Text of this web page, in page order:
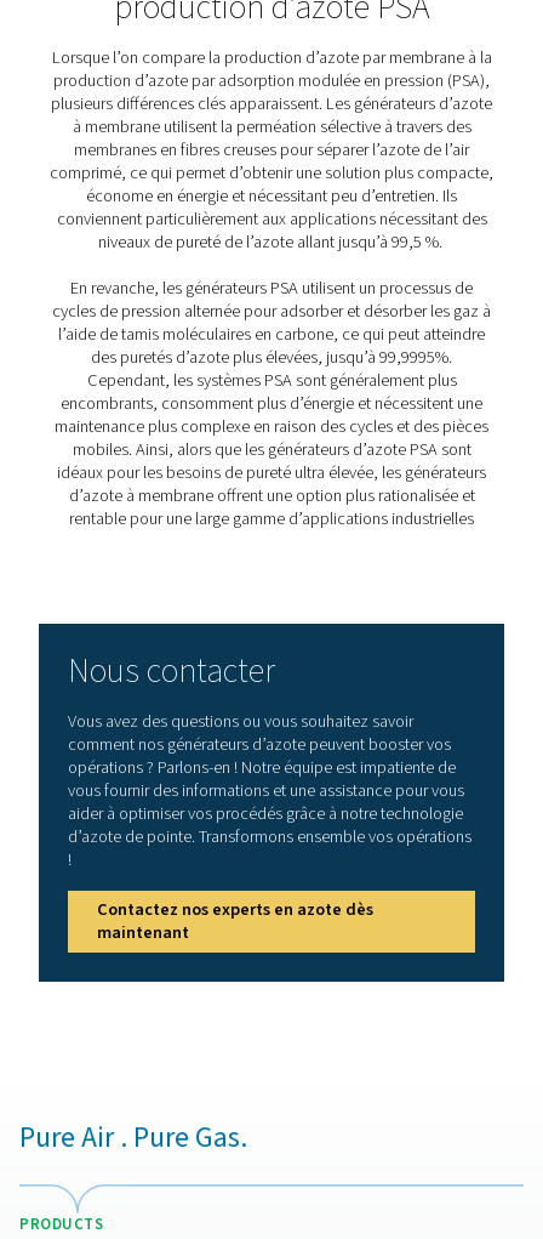
3. Les générateurs d’azote à
Les générateurs d'azote à membrane sont compacts,
nécessitent peu d'espace et sont évolutifs pour
demandes croissantes d'azote
5. Faible maintenance
La réduction du nombre de pièces mobiles et la
la construction permettent de minimiser les besoins de
maintenance et les temps d'arrêt.
6. Faible niveau sonore
Les générateurs d’azote àmembrane fonctionnent
silencieusement, créant un environnement de travail
confortable et moins perturbant, ce qui est
bénéfique dans les environnements sensibles au bruit
Explication de la
sélective
Comme mentionné, les générateurs d’azote à
utilisent des membranes en fibres creuses, fabriquées
polymères spécialisés conçus pour la perméation
gaz. Ces fibres creuses contiennent des milliers de
permettant à certains gaz de passer tout en retenant
Lorsque de l’air comprimé est introduit dans le
pression partielle et de solubilité, garantissant une
La conception des membranes en fibres creuses